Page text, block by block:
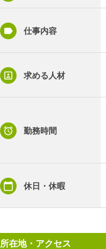
仕事内容
求める人材
勤務時間
休日・休暇
所在地・アクセス